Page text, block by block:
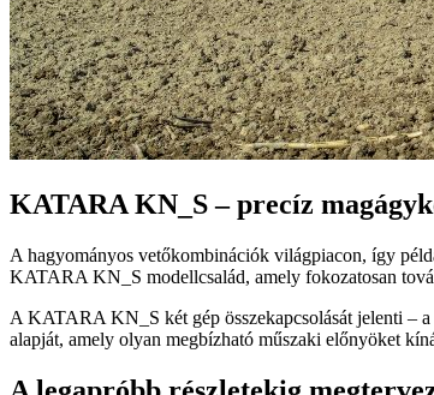
KATARA KN_S – precíz
A hagyományos vetőkombinációk világpiacon, így
KATARA KN_S modellcsalád, amely fokozatosan
A KATARA KN_S két gép összekapcsolását jelenti –
alapját, amely olyan megbízható műszaki előnyöket